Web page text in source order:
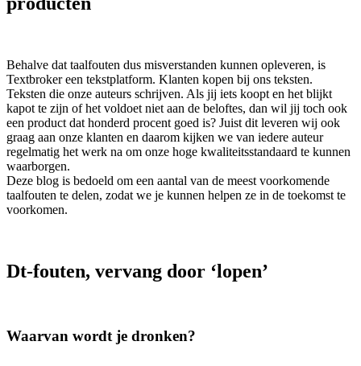
Behalve dat taalfouten dus misverstanden kunnen opleveren, is
Textbroker een tekstplatform. Klanten kopen bij ons teksten.
Teksten die onze auteurs schrijven. Als jij iets koopt en het blijkt
kapot te zijn of het voldoet niet aan de beloftes, dan wil jij toch ook
een product dat honderd procent goed is? Juist dit leveren wij ook
graag aan onze klanten en daarom kijken we van iedere auteur
regelmatig het werk na om onze hoge kwaliteitsstandaard te kunnen
waarborgen.
Deze blog is bedoeld om een aantal van de meest voorkomende
taalfouten te delen, zodat we je kunnen helpen ze in de toekomst te
voorkomen.
Dt-fouten, vervang door ‘lopen’
Waarvan wordt je dronken?